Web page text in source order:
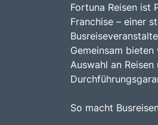
Fortuna Reisen ist
Franchise – einer
Gemeinsam
Auswahl an
So macht